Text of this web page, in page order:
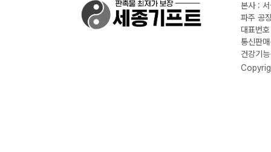
본사 :
파주 공
대표번
통신판
건강기